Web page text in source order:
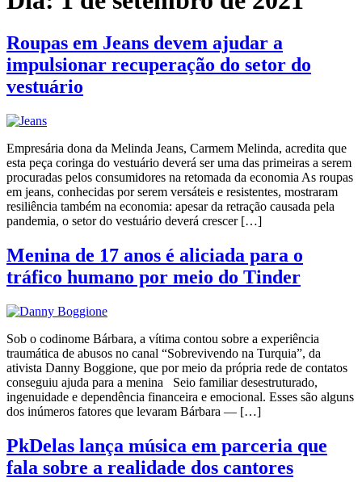
Roupas em Jeans devem ajudar a
impulsionar recuperação do setor do
vestuário
Empresária dona da Melinda Jeans, Carmem Melinda, acredita que
esta peça coringa do vestuário deverá ser uma das primeiras a serem
procuradas pelos consumidores na retomada da economia As roupas
em jeans, conhecidas por serem versáteis e resistentes, mostraram
resiliência também na economia: apesar da retração causada pela
pandemia, o setor do vestuário deverá crescer […]
Menina de 17 anos é aliciada para o
tráfico humano por meio do Tinder
Sob o codinome Bárbara, a vítima contou sobre a experiência
traumática de abusos no canal “Sobrevivendo na Turquia”, da
ativista Danny Boggione, que por meio da própria rede de contatos
conseguiu ajuda para a menina Seio familiar desestruturado,
ingenuidade e dependência financeira e emocional. Esses são alguns
dos inúmeros fatores que levaram Bárbara — […]
PkDelas lança música em parceria que
fala sobre a realidade dos cantores